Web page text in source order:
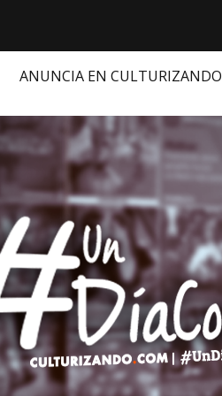
ANUNCIA EN CULTURIZANDO